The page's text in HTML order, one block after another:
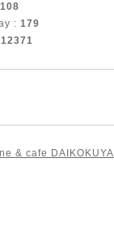
108
: 179
& cafe DAIKOKUYA